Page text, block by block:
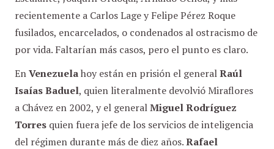
recientemente a Carlos Lage y Felipe Pérez Roque
fusilados, encarcelados, o condenados al ostracismo de
por vida. Faltarían más casos, pero el punto es claro.
EnVenezuelahoy están en prisión el generalRaúl
Isaías Baduel, quien literalmente devolvió Miraflores
a Chávez en 2002, y el generalMiguel Rodríguez
Torres quien fuera jefe de los servicios de inteligencia
del régimen durante más de diez años.Rafael